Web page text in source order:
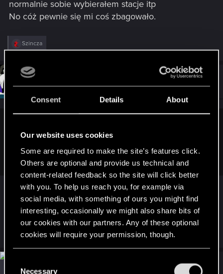
Consent Details About
Our website uses cookies
Some are required to make the site’s features click.
Others are optional and provide us technical and
content-related feedback so the site will click better
with you. To help us reach you, for example via
social media, with something of ours you might find
interesting, occasionally we might also share bits of
our cookies with our partners. Any of these optional
cookies will require your permission, though.
and tweak your preferences regarding them in the
Necessary
normalnie sobie wybierałem stacje itp
No cóż pewnie się mi coś zbagowało.
R
e
c
t
:
Szincza
Dec 9, 2023
zajarzył że trzeba wybrać stacje !
hyhy
Wybacz, już tyle tu widziałem „błędów”, które były
wynikiem czyjegoś braku ogarnięcia, że wolę
najpierw oczywistą rzecz zaproponować jako
rozwiązanie
Kipcio88
Dec 11, 2023